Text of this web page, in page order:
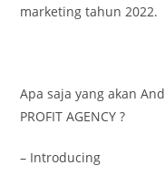
marketing tahun 2022.
Apa saja yang akan
PROFIT AGENCY ?
– Introducing